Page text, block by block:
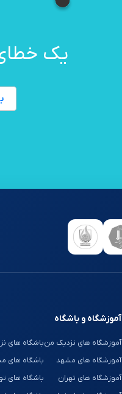
یک
آموزشگاه و باشگاه
آموزشگاه های نزدیک من
آموزشگاه های مشهد
آموزشگاه های تهران
باشگاه های
باشگاه های
باشگاه های